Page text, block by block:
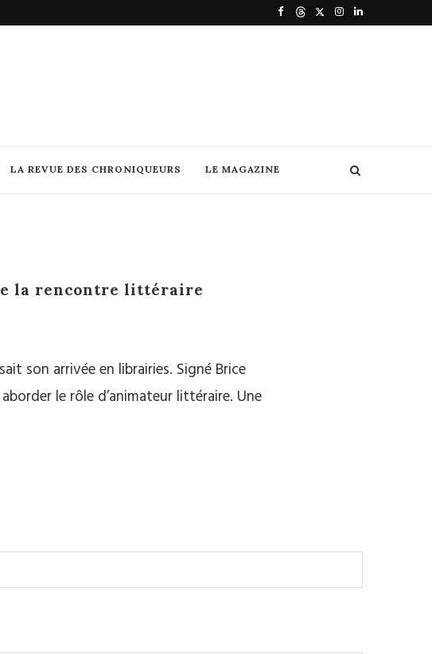
LA REVUE DES CHRONIQUEURS LE MAGAZINE
la rencontre littéraire
son arrivée en librairies. Signé Brice
le rôle d’animateur littéraire. Une